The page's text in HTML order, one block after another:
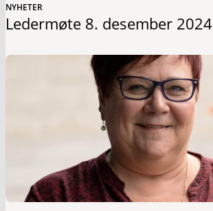
NYHETER
Ledermøte 8. desember 2024